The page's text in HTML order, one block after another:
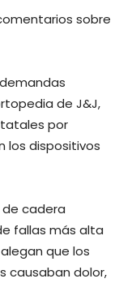
sobre
de J&J,
por
los dispositivos
de cadera
fallas más alta
que los
causaban dolor,